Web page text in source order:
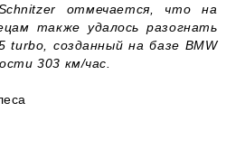
отмечается, что на
также удалось разогнать
turbo, созданный на базе BMW
303 км/час.